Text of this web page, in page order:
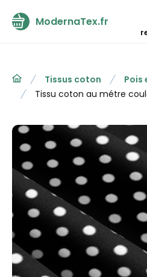
ModernaTex.fr
Tissus coton
Pois
Tissu coton au métre